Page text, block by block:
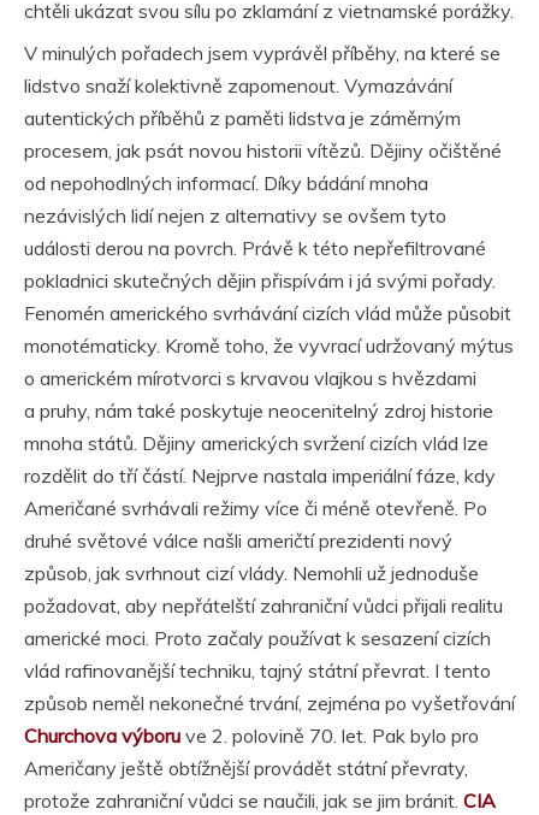
chtěli ukázat svou sílu po zklamání z vietnamské porážky.
V minulých pořadech jsem vyprávěl příběhy, na které se
lidstvo snaží kolektivně zapomenout. Vymazávání
autentických příběhů z paměti lidstva je záměrným
procesem, jak psát novou historii vítězů. Dějiny očištěné
od nepohodlných informací. Díky bádání mnoha
nezávislých lidí nejen z alternativy se ovšem tyto
události derou na povrch. Právě k této nepřefiltrované
pokladnici skutečných dějin přispívám i já svými pořady.
Fenomén amerického svrhávání cizích vlád může působit
monotématicky. Kromě toho, že vyvrací udržovaný mýtus
o americkém mírotvorci s krvavou vlajkou s hvězdami
a pruhy, nám také poskytuje neocenitelný zdroj historie
mnoha států. Dějiny amerických svržení cizích vlád lze
rozdělit do tří částí. Nejprve nastala imperiální fáze, kdy
Američané svrhávali režimy více či méně otevřeně. Po
druhé světové válce našli američtí prezidenti nový
způsob, jak svrhnout cizí vlády. Nemohli už jednoduše
požadovat, aby nepřátelští zahraniční vůdci přijali realitu
americké moci. Proto začaly používat k sesazení cizích
vlád rafinovanější techniku, tajný státní převrat. I tento
způsob neměl nekonečné trvání, zejména po vyšetřování
Churchova výboru ve 2. polovině 70. let. Pak bylo pro
Američany ještě obtížnější provádět státní převraty,
protože zahraniční vůdci se naučili, jak se jim bránit. CIA